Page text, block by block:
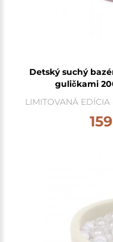
Detský suchý
guličkami
LIMITOVANÁ